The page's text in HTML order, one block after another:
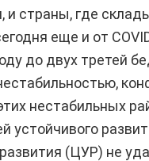
и страны, где
еще и от
до двух третей
нестабильных
устойчивого
(ЦУР) не